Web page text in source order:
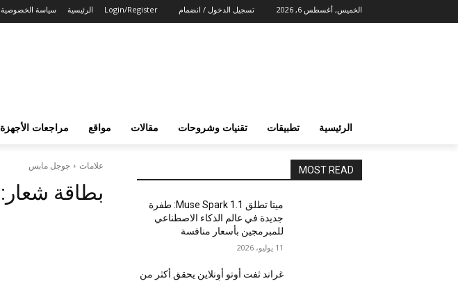
الخميس, أغسطس 6, 2026 تسجيل الدخول / انضمام سياسة الخصوصية الرئيسية Login/Register
الرئيسية تطبيقات تقنيات وشروحات مقالات مواقع مراجعات الأجهزة
علامات جوجل مابس
بطاقة شعار:
MOST READ
ميتا تطلق Muse Spark 1.1: طفرة
جديدة في عالم الذكاء الاصطناعي
للمبرمجين بأسعار منافسة
11 يوليو، 2026
غراند ثفت أوتو أونلاين يحقق أكثر من